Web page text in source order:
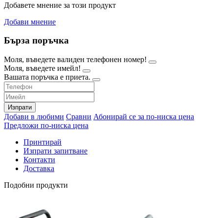
Добавете мнение за този продукт
Добави мнение
Бърза поръчка
Моля, въведете валиден телефонен номер!
Моля, въведете имейл!
Вашата поръчка е приета.
Изпрати
Добави в любими Сравни Абонирай се за по-ниска цена
Предложи по-ниска цена
Принтирай
Изпрати запитване
Контакти
Доставка
Подобни продукти